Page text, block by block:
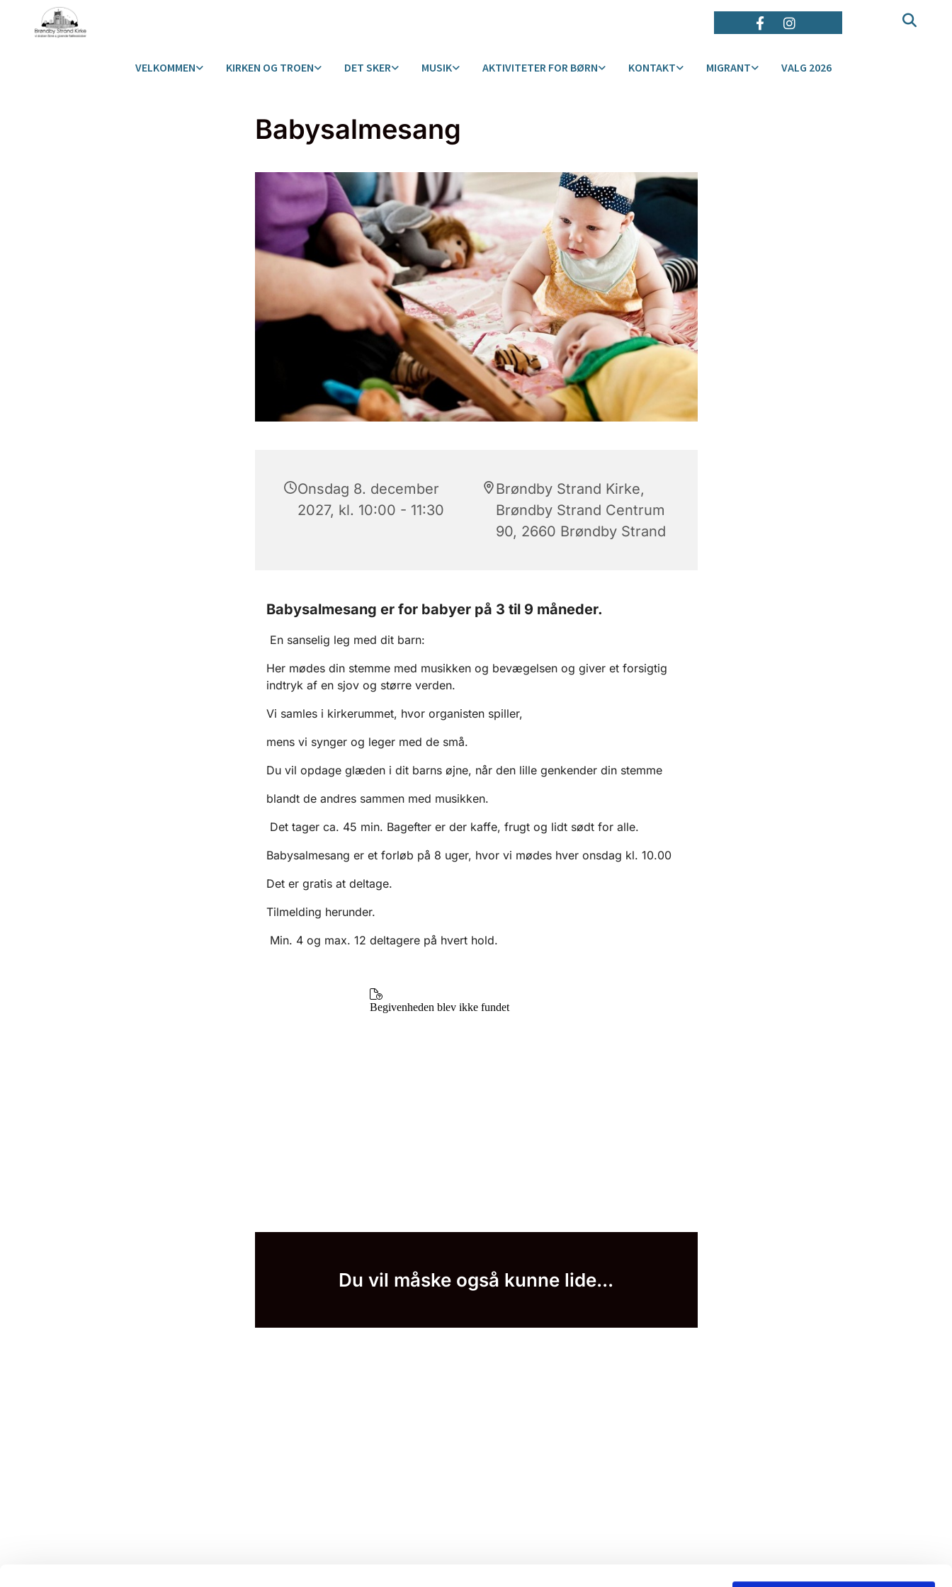
VELKOMMEN KIRKEN OG TROEN DET SKER MUSIK AKTIVITETER FOR BØRN KONTAKT MIGRANT VALG 2026
Babysalmesang
Onsdag 8. december
2027, kl. 10:00 - 11:30
Brøndby Strand Kirke,
Brøndby Strand Centrum
90, 2660 Brøndby Strand
Babysalmesang er for babyer på 3 til 9 måneder.
En sanselig leg med dit barn:
Her mødes din stemme med musikken og bevægelsen og giver et forsigtig
indtryk af en sjov og større verden.
Vi samles i kirkerummet, hvor organisten spiller,
mens vi synger og leger med de små.
Du vil opdage glæden i dit barns øjne, når den lille genkender din stemme
blandt de andres sammen med musikken.
Det tager ca. 45 min. Bagefter er der kaffe, frugt og lidt sødt for alle.
Babysalmesang er et forløb på 8 uger, hvor vi mødes hver onsdag kl. 10.00
Det er gratis at deltage.
Tilmelding herunder.
Min. 4 og max. 12 deltagere på hvert hold.
Du vil måske også kunne lide...